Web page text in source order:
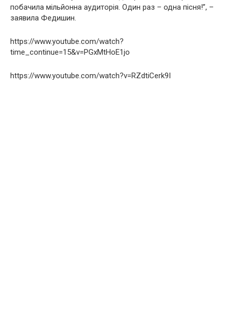
побачила мільйонна аудиторія. Один раз – одна пісня!”, –
заявила Федишин.
https://www.youtube.com/watch?
time_continue=15&v=PGxMtHoE1jo
https://www.youtube.com/watch?v=RZdtiCerk9I